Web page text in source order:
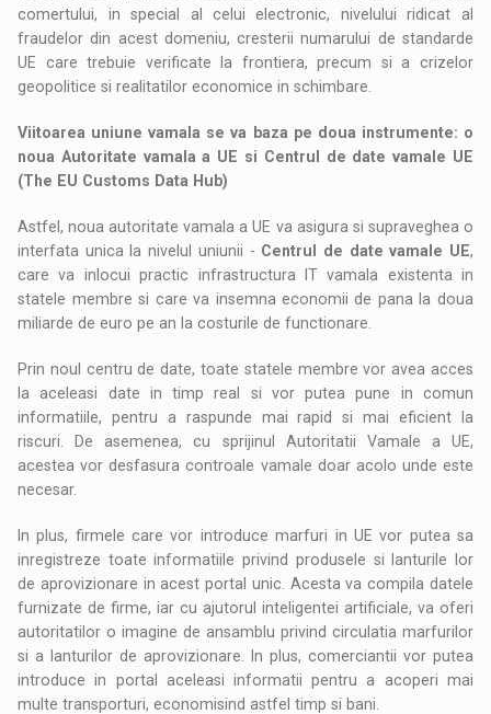
comertului, in special al celui electronic, nivelului ridicat al
fraudelor din acest domeniu, cresterii numarului de standarde
UE care trebuie verificate la frontiera, precum si a crizelor
geopolitice si realitatilor economice in schimbare.
Viitoarea uniune vamala se va baza pe doua instrumente: o
noua Autoritate vamala a UE si Centrul de date vamale UE
(The EU Customs Data Hub)
Astfel, noua autoritate vamala a UE va asigura si supraveghea o
interfata unica la nivelul uniunii - Centrul de date vamale UE,
care va inlocui practic infrastructura IT vamala existenta in
statele membre si care va insemna economii de pana la doua
miliarde de euro pe an la costurile de functionare.
Prin noul centru de date, toate statele membre vor avea acces
la aceleasi date in timp real si vor putea pune in comun
informatiile, pentru a raspunde mai rapid si mai eficient la
riscuri. De asemenea, cu sprijinul Autoritatii Vamale a UE,
acestea vor desfasura controale vamale doar acolo unde este
necesar.
In plus, firmele care vor introduce marfuri in UE vor putea sa
inregistreze toate informatiile privind produsele si lanturile lor
de aprovizionare in acest portal unic. Acesta va compila datele
furnizate de firme, iar cu ajutorul inteligentei artificiale, va oferi
autoritatilor o imagine de ansamblu privind circulatia marfurilor
si a lanturilor de aprovizionare. In plus, comerciantii vor putea
introduce in portal aceleasi informatii pentru a acoperi mai
multe transporturi, economisind astfel timp si bani.